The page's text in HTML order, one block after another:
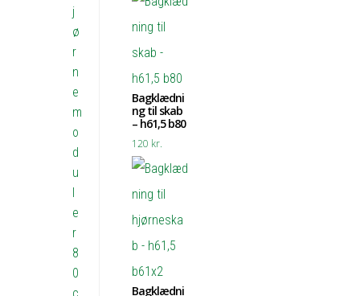
Bagklædni
ng til skab
– h61,5 b80
120 kr.
Bagklædni
j
ø
r
n
e
m
o
d
u
l
e
r
8
0